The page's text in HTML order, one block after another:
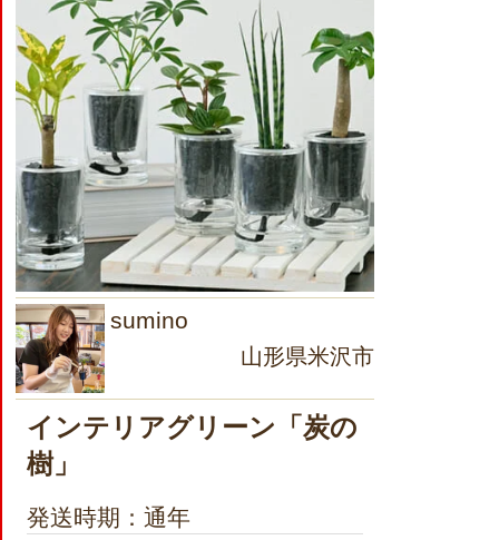
sumino
山形県米沢市
インテリアグリーン「炭の
樹」
発送時期：通年